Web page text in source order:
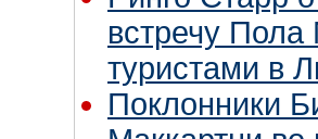
встречу Пола
туристами в
Поклонники